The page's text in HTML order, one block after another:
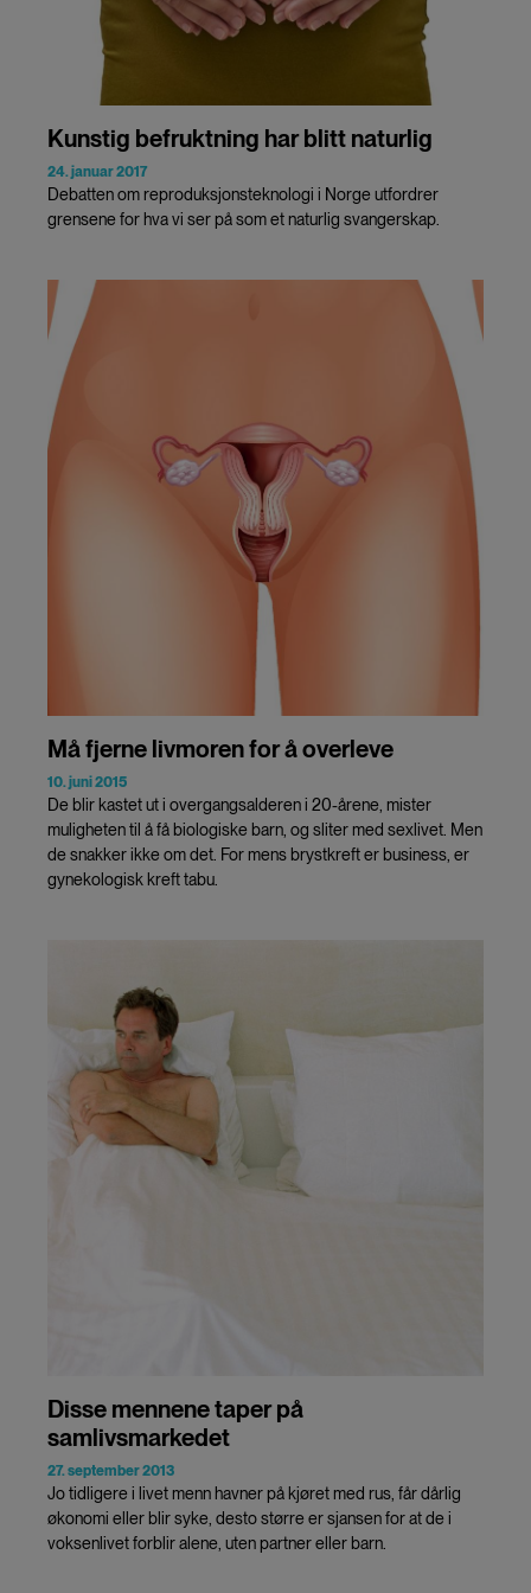
Kunstig befruktning har blitt naturlig
24. januar 2017
Debatten om reproduksjonsteknologi i Norge utfordrer
grensene for hva vi ser på som et naturlig svangerskap.
Må fjerne livmoren for å overleve
10. juni 2015
De blir kastet ut i overgangsalderen i 20-årene, mister
muligheten til å få biologiske barn, og sliter med sexlivet. Men
de snakker ikke om det. For mens brystkreft er business, er
gynekologisk kreft tabu.
Disse mennene taper på
samlivsmarkedet
27. september 2013
Jo tidligere i livet menn havner på kjøret med rus, får dårlig
økonomi eller blir syke, desto større er sjansen for at de i
voksenlivet forblir alene, uten partner eller barn.